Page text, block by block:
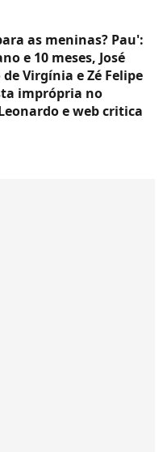
as meninas? Pau':
e 10 meses, José
Virgínia e Zé Felipe
imprópria no
e web critica